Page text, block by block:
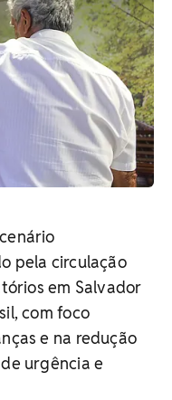
pela circulação
em Salvador
com foco
e na redução
urgência e